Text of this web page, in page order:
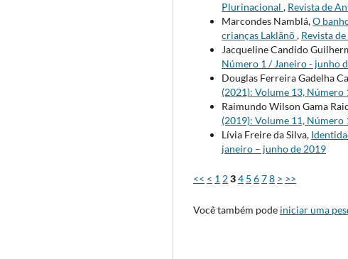
Plurinacional , Revista de
Marcondes Namblá,O
crianças Laklãnõ, Revista
Jacqueline Candido
Número 1 / Janeiro - junho
Douglas Ferreira Gadelha
(2021): Volume 13, Número
Raimundo Wilson Gama
(2019): Volume 11,
Lívia Freire da Silva,
janeiro – junho de 2019
<< < 1 234 5 678 > >>
Você também pode iniciar uma